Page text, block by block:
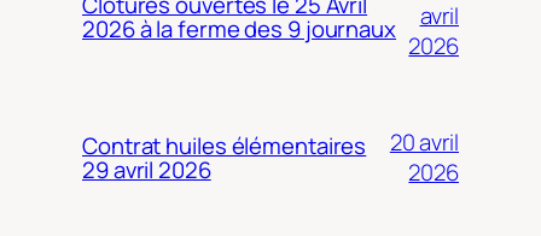
2026 à la ferme des 9 journaux
avril
2026
Contrat huiles élémentaires
29 avril 2026
20 avril
2026